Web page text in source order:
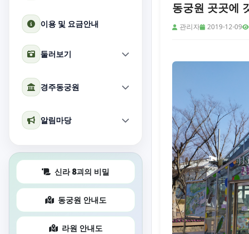
이용 및 요금안내
둘러보기
경주동궁원
알림마당
신라 8괴의 비밀
동궁원 안내도
라원 안내도
동궁원 곳곳에
관리자 2019-12-09